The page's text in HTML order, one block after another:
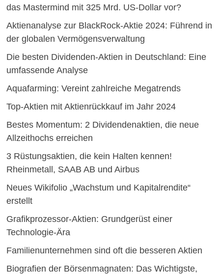
das Mastermind mit 325 Mrd. US-Dollar vor?
Aktienanalyse zur BlackRock-Aktie 2024: Führend in
der globalen Vermögensverwaltung
Die besten Dividenden-Aktien in Deutschland: Eine
umfassende Analyse
Aquafarming: Vereint zahlreiche Megatrends
Top-Aktien mit Aktienrückkauf im Jahr 2024
Bestes Momentum: 2 Dividendenaktien, die neue
Allzeithochs erreichen
3 Rüstungsaktien, die kein Halten kennen!
Rheinmetall, SAAB AB und Airbus
Neues Wikifolio „Wachstum und Kapitalrendite“
erstellt
Grafikprozessor-Aktien: Grundgerüst einer
Technologie-Ära
Familienunternehmen sind oft die besseren Aktien
Biografien der Börsenmagnaten: Das Wichtigste,